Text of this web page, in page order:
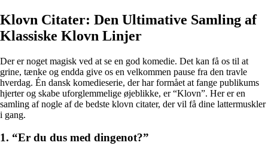
Klovn Citater: Den Ultimative Samling af
Klassiske Klovn Linjer
Der er noget magisk ved at se en god komedie. Det kan få os til at
grine, tænke og endda give os en velkommen pause fra den travle
hverdag. Én dansk komedieserie, der har formået at fange publikums
hjerter og skabe uforglemmelige øjeblikke, er “Klovn”. Her er en
samling af nogle af de bedste klovn citater, der vil få dine lattermuskler
i gang.
1. “Er du dus med dingenot?”